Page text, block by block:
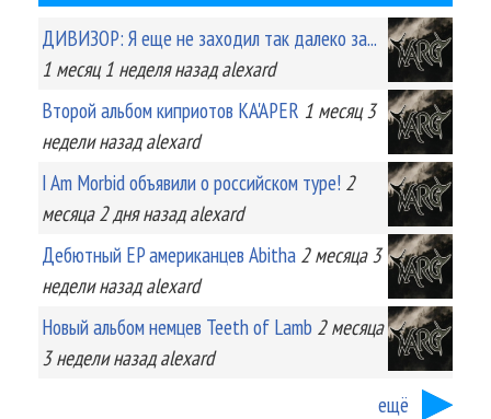
ДИВИЗОР: Я еще не заходил так далеко за...
1 месяц 1 неделяназад alexard
Второй альбом киприотов KA'APER 1 месяц 3
неделиназад alexard
I Am Morbid объявили о российском туре! 2
месяца 2 дняназад alexard
Дебютный EP американцев Abitha 2 месяца 3
неделиназад alexard
Новый альбом немцев Teeth of Lamb 2 месяца
3 неделиназад alexard
ещё